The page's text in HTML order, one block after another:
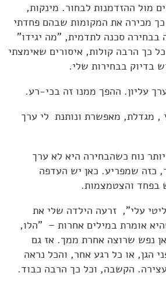
מול ההזדמנות לבחור. מינקות,
כך מכירה את המקומות שבהם פחדתי
בבחירה סכנה לתדמית, "מה יגידו"
כך הרבה קולות, איסורים שאימצתי
בדיוק בבחירות שלי.
עליון. ההפך ממנו זה בכי-רע.
, מגדלת, מאפשרת ונותנת לי ערך
נוח כשהבחירה היא לא ערך
כזה שמפריע. כאן יש העדפה
בפחד והצטמצמות.
עלי", זרעה הילדה שלי את
אומרת במילים אחרות – "הלו,
נפש שרוצה אחרת ממך. אז גם
הגן, או כל רגע אחר, והכל נראה
הקשבה, וכל כך הרבה כבוד.